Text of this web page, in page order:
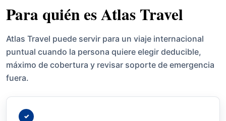
Para quién es Atlas Travel
Atlas Travel puede servir para un viaje internacional
puntual cuando la persona quiere elegir deducible,
máximo de cobertura y revisar soporte de emergencia
fuera.
✓